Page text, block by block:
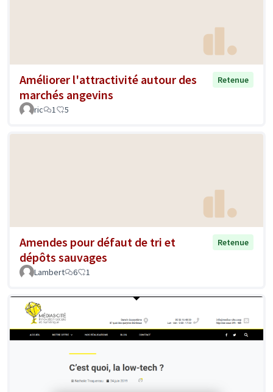
Améliorer l'attractivité autour des
marchés angevins
Retenue
ric 1 5
Amendes pour défaut de tri et
dépôts sauvages
Retenue
Lambert 6 1